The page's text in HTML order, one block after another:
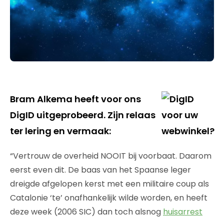
Bram Alkema heeft voor ons
DigID uitgeprobeerd. Zijn relaas
ter lering en vermaak:
“Vertrouw de overheid NOOIT bij voorbaat. Daarom
eerst even dit. De baas van het Spaanse leger
dreigde afgelopen kerst met een militaire coup als
Catalonie ‘te’ onafhankelijk wilde worden, en heeft
deze week (2006 SIC) dan toch alsnog huisarrest